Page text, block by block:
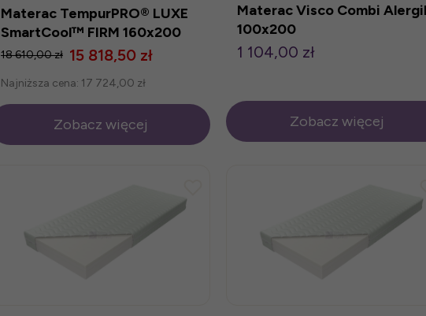
Materac TempurPRO® LUXE
SmartCool™ FIRM 160x200
15 818,50 zł
18 610,00 zł
Najniższa cena: 17 724,00 zł
Zobacz więcej
Materac Visco Combi
100x200
1 104,00 zł
Zobacz więcej